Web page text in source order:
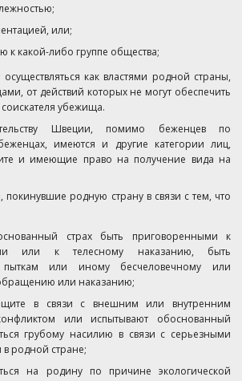
или;
к какой-либо группе общества;
как властями родной страны,
от действий которых не могут обеспечить
убежища.
Швеции, помимо беженцев по
имеются и другие категории лиц,
и имеющие право на получение вида на
покинувшие родную страну в связи с тем, что
страх быть приговоренными к
или к телесному наказанию, быть
пыткам или иному бесчеловечному или
или наказанию;
в связи с внешним или внутренним
или испытывают обоснованный
грубому насилию в связи с серьезными
родной стране;
на родину по причине экологической